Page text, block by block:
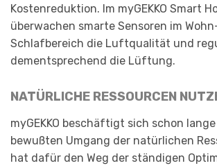
Kostenreduktion. Im myGEKKO Smart
überwachen smarte Sensoren im
Schlafbereich die Luftqualität und
dementsprechend die Lüftung.
NATÜRLICHE RESSOURCEN
myGEKKO beschäftigt sich schon
bewußten Umgang der natürlichen
hat dafür den Weg der ständigen